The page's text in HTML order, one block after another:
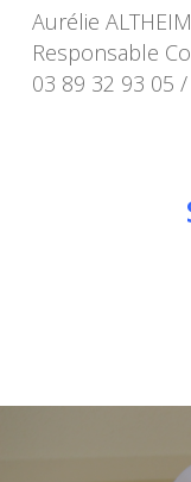
Aurélie
Responsable
03 89 32 93 05